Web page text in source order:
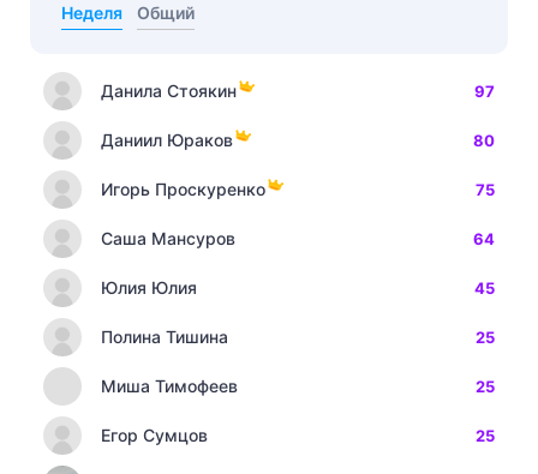
Неделя Общий
Данила Стоякин 97
Даниил Юраков 80
Игорь Проскуренко 75
Саша Мансуров 64
Юлия Юлия 45
Полина Тишина 25
Миша Тимофеев 25
Егор Сумцов 25